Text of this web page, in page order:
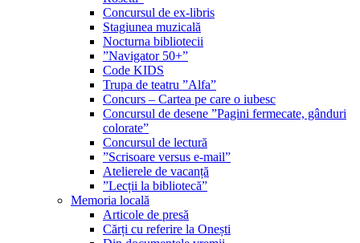
Concursul de ex-libris
Stagiunea muzicală
Nocturna bibliotecii
”Navigator 50+”
Code KIDS
Trupa de teatru ”Alfa”
Concurs – Cartea pe care o iubesc
Concursul de desene ”Pagini fermecate, gânduri
colorate”
Concursul de lectură
”Scrisoare versus e-mail”
Atelierele de vacanță
”Lecții la bibliotecă”
Memoria locală
Articole de presă
Cărți cu referire la Onești